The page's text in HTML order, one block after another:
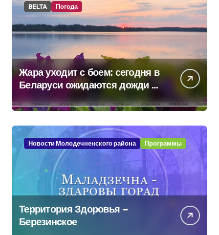
BELTA Погода
Жара уходит с боем: сегодня в
Беларуси ожидаются дожди и
грозы
Новости Молодечненского района Программы
Территория Здоровья –
Березинское